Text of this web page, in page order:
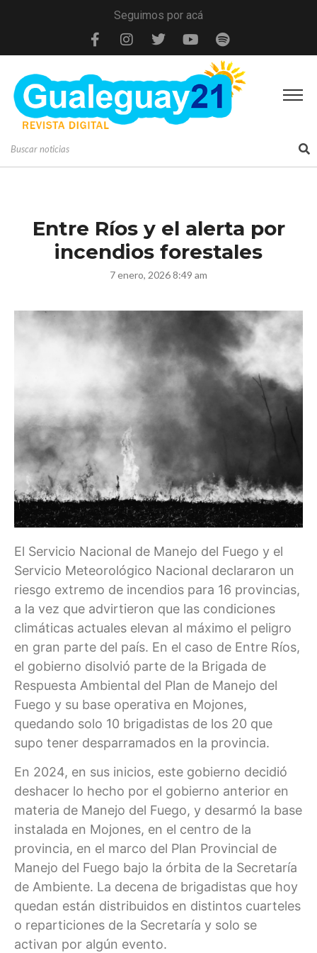
Seguimos por acá
Entre Ríos y el alerta por
incendios forestales
7 enero, 2026 8:49 am
El Servicio Nacional de Manejo del Fuego y el
Servicio Meteorológico Nacional declararon un
riesgo extremo de incendios para 16 provincias,
a la vez que advirtieron que las condiciones
climáticas actuales elevan al máximo el peligro
en gran parte del país. En el caso de Entre Ríos,
el gobierno disolvió parte de la Brigada de
Respuesta Ambiental del Plan de Manejo del
Fuego y su base operativa en Mojones,
quedando solo 10 brigadistas de los 20 que
supo tener desparramados en la provincia.
En 2024, en sus inicios, este gobierno decidió
deshacer lo hecho por el gobierno anterior en
materia de Manejo del Fuego, y desarmó la base
instalada en Mojones, en el centro de la
provincia, en el marco del Plan Provincial de
Manejo del Fuego bajo la órbita de la Secretaría
de Ambiente. La decena de brigadistas que hoy
quedan están distribuidos en distintos cuarteles
o reparticiones de la Secretaría y solo se
activan por algún evento.